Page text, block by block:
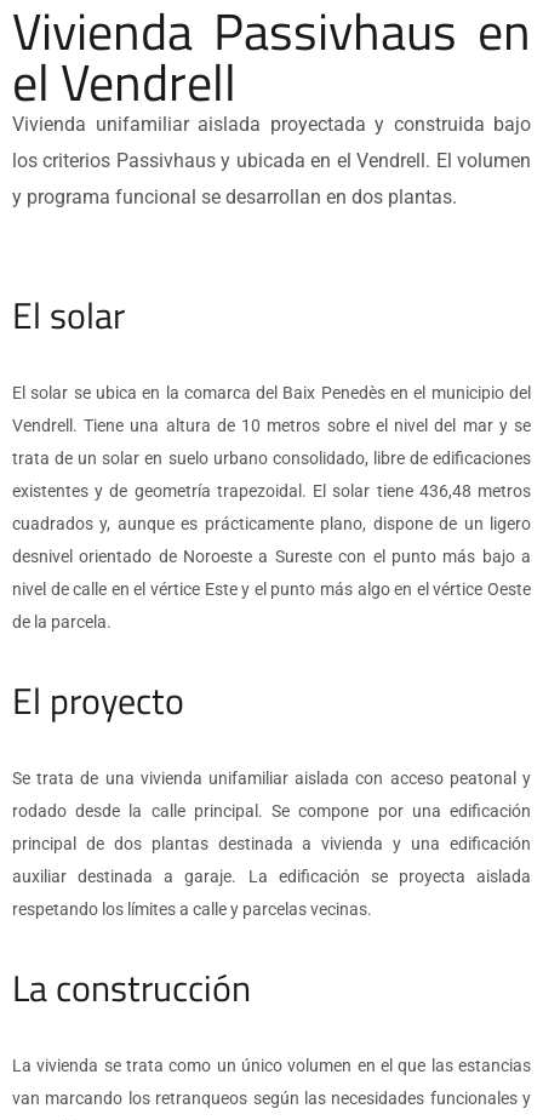
Vivienda Passivhaus en
el Vendrell
Vivienda unifamiliar aislada proyectada y construida bajo
los criterios Passivhaus y ubicada en el Vendrell. El volumen
y programa funcional se desarrollan en dos plantas.
El solar
El solar se ubica en la comarca del Baix Penedès en el municipio del
Vendrell. Tiene una altura de 10 metros sobre el nivel del mar y se
trata de un solar en suelo urbano consolidado, libre de edificaciones
existentes y de geometría trapezoidal. El solar tiene 436,48 metros
cuadrados y, aunque es prácticamente plano, dispone de un ligero
desnivel orientado de Noroeste a Sureste con el punto más bajo a
nivel de calle en el vértice Este y el punto más algo en el vértice Oeste
de la parcela.
El proyecto
Se trata de una vivienda unifamiliar aislada con acceso peatonal y
rodado desde la calle principal. Se compone por una edificación
principal de dos plantas destinada a vivienda y una edificación
auxiliar destinada a garaje. La edificación se proyecta aislada
respetando los límites a calle y parcelas vecinas.
La construcción
La vivienda se trata como un único volumen en el que las estancias
van marcando los retranqueos según las necesidades funcionales y